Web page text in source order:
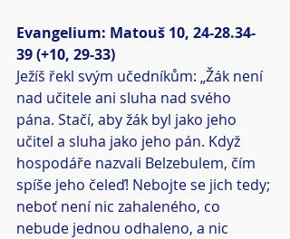
Evangelium: Matouš 10, 24-28.34-
39 (+10, 29-33)
Ježíš řekl svým učedníkům: „Žák není
nad učitele ani sluha nad svého
pána. Stačí, aby žák byl jako jeho
učitel a sluha jako jeho pán. Když
hospodáře nazvali Belzebulem, čím
spíše jeho čeleď! Nebojte se jich tedy;
neboť není nic zahaleného, co
nebude jednou odhaleno, a nic